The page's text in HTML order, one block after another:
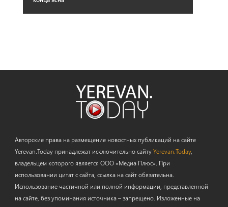
Авторские права на размещение новостных публикаций на сайте
Yerevan.Today принадлежат исключительно сайтуYerevan.Today,
владельцем которого является ООО «Медиа Плюс». При
использовании цитат с сайта, ссылка на сайт обязательна.
Использование частичной или полной информации, представленной
на сайте, без упоминания источника – запрещено. Изложенные на